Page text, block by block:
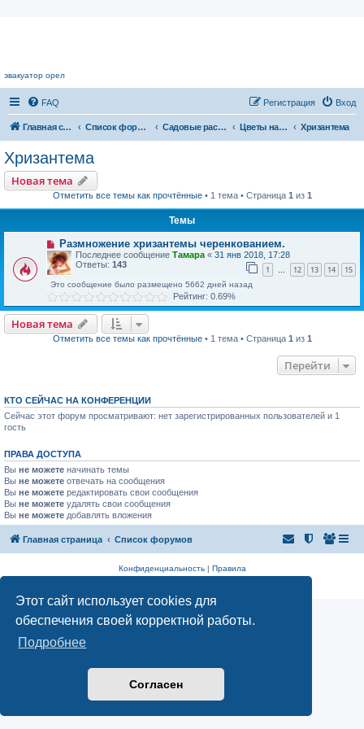
Этот сайт использует cookies для
обеспечения своей корректной работы.
Подробнее
Согласен
эвакуатор орел
FAQ Вход
Регистрация
Главная страница Список форумов Садовые растения Цветы нашего сада Хризантема
Хризантема
Новая тема
Отметить все темы как прочтённые• 1 тема • Страница 1 из 1
Темы
Размножение хризантемы черенкованием.
Последнее сообщение Тамара « 31 янв 2018, 17:28
Ответы: 143 1 … 12 13 14 15
Это сообщение было размещено 5662 дней назад
Рейтинг: 0.69%
Новая тема
Отметить все темы как прочтённые• 1 тема • Страница 1 из 1
Перейти
КТО СЕЙЧАС НА КОНФЕРЕНЦИИ
Сейчас этот форум просматривают: нет зарегистрированных пользователей и 1
гость
ПРАВА ДОСТУПА
Вы не можете начинать темы
Вы не можете отвечать на сообщения
Вы не можете редактировать свои сообщения
Вы не можете удалять свои сообщения
Вы не можете добавлять вложения
Главная страница Список форумов
Конфиденциальность| Правила